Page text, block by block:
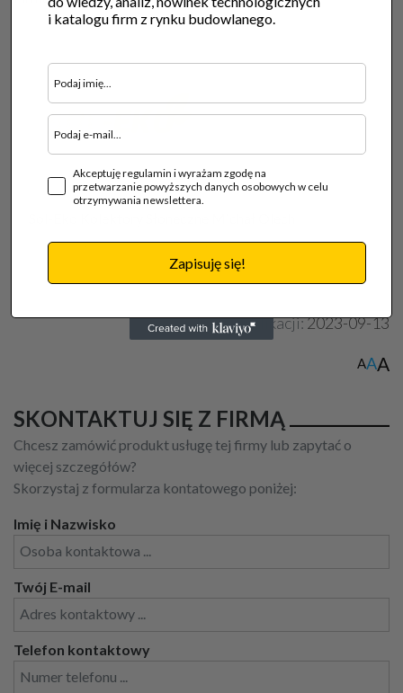
24-204 Wojciechów, Maszki18A, woj. lubelskie
Data publikacji:2023-09-13
AAA
SKONTAKTUJ SIĘ Z FIRMĄ
Chcesz zamówić produkt usługę tej firmy lub zapytać o
więcej szczegółów?
Skorzystaj z formularza kontatowego poniżej:
Imię i Nazwisko
Twój E-mail
Telefon kontaktowy
i katalogu firm z rynku budowlanego.
Akceptuję regulamin i wyrażam zgodę na
przetwarzanie powyższych danych osobowych w celu
otrzymywania newslettera.
Zapisuję się!